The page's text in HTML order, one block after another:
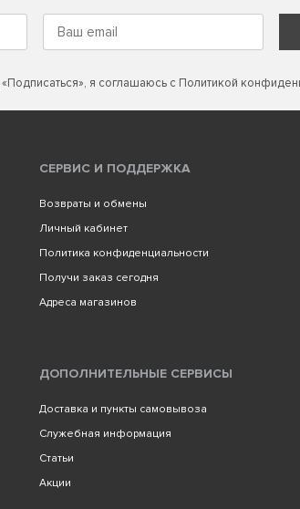
я соглашаюсь с Политикой
СЕРВИС И ПОДДЕРЖКА
Возвраты и обмены
Личный кабинет
Политика конфиденциальности
Получи заказ сегодня
Адреса магазинов
ДОПОЛНИТЕЛЬНЫЕ СЕРВИСЫ
Доставка и пункты самовывоза
Служебная информация
Статьи
Акции